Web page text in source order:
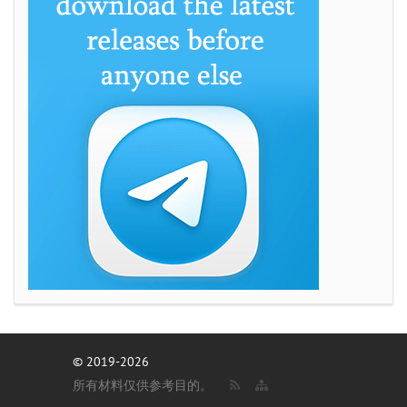
© 2019-2026
所有材料仅供参考目的。